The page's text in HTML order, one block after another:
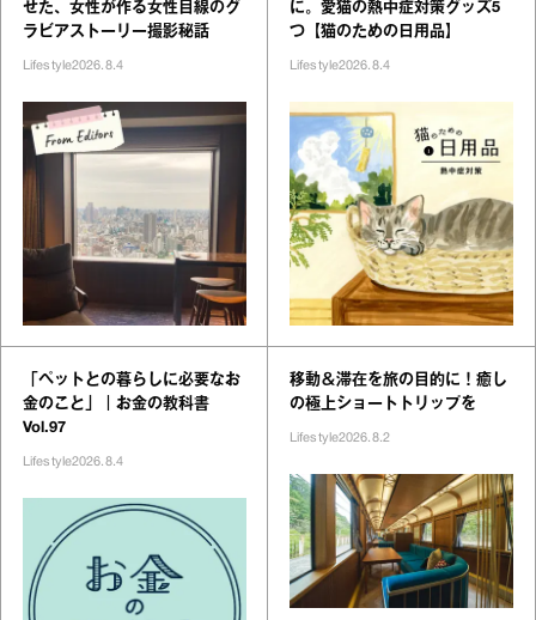
せた、女性が作る女性目線のグ
ラビアストーリー撮影秘話
Lifestyle2026.8.4
「ペットとの暮らしに必要なお
金のこと」｜お金の教科書
Vol.97
Lifestyle2026.8.4
に。愛猫の熱中症対策グッズ5
つ【猫のための日用品】
Lifestyle2026.8.4
移動＆滞在を旅の目的に！癒し
の極上ショートトリップを
Lifestyle2026.8.2